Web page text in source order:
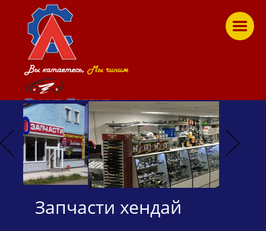
Время работы:
ПН — ПТ: c 8:00 до 18:00
СБ: с 10:00 до 16:00
ВС: с 10:00 до 16:00
aniks_expo@mail.ru
(4822) 475-472, 475-473
Запчасти хендай